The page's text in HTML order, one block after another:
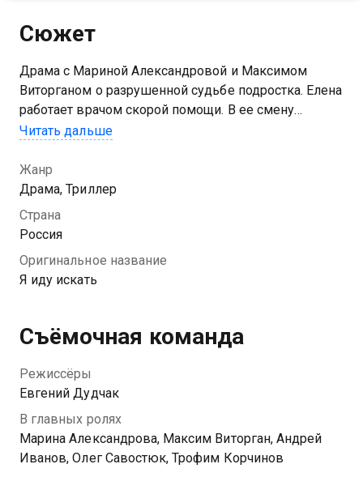
Сюжет
Драма с Мариной Александровой и Максимом
Виторганом о разрушенной судьбе подростка. Елена
работает врачом скорой помощи. В ее смену
дежурный получает сообщение о перестрелке на
них — Костя, старший сын Елены. Бригада тут же
выезжает на место преступления, но страшная
правда ждет впереди: Костя — не жертва, а
преступник. Елена мучается осознанием
разобраться в том, что же могло сподвигнуть сына
на стрельбу. Она начинает собственное
Читать дальше
Жанр
Драма, Триллер
Страна
Россия
Оригинальное название
Я иду искать
Съёмочная команда
Режиссёры
Евгений Дудчак
В главных ролях
Марина Александрова, Максим Виторган, Андрей
Иванов, Олег Савостюк, Трофим Корчинов